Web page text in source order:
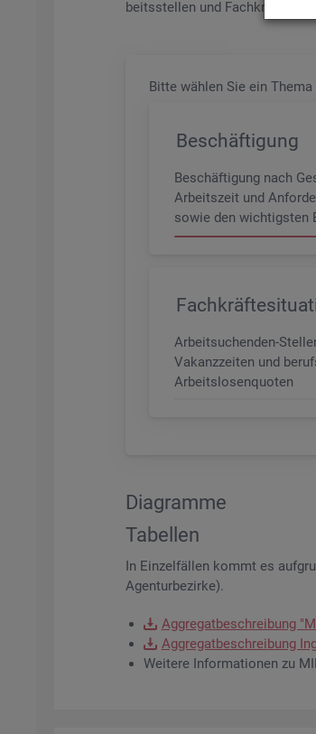
beits­stel­len und
Bitte wäh­len Sie ein Thema
Beschäftigung
Beschäftigung nach
Arbeitszeit und
sowie den wichtigsten
Arbeitsuchenden-
Vakanzzeiten und
Arbeitslosenquoten
Dia­gram­me
Ta­bel­len
In Ein­zel­fäl­len kommt es
Agen­tur­be­zir­ke).
Ag­gre­gat­be­schrei­bung
Ag­gre­gat­be­schrei­bung
Wei­te­re In­for­ma­tio­nen zu